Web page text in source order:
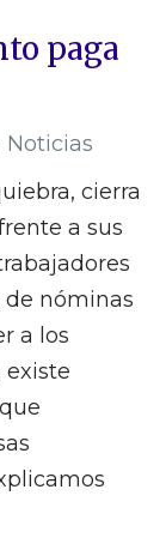
paga
Noticias
cierra
a sus
nóminas
a los
existe